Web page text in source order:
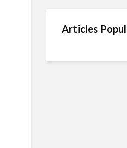
Articles